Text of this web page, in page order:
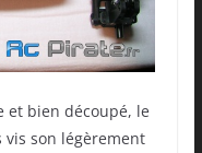
et bien découpé, le
son légèrement